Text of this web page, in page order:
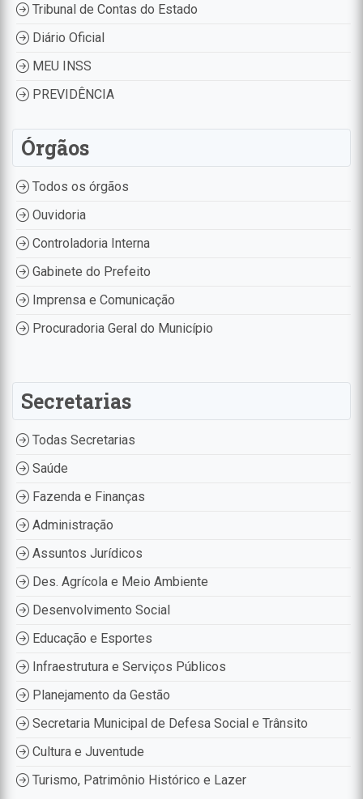
Tribunal de Contas do Estado
Diário Oficial
MEU INSS
PREVIDÊNCIA
Órgãos
Todos os órgãos
Ouvidoria
Controladoria Interna
Gabinete do Prefeito
Imprensa e Comunicação
Procuradoria Geral do Município
Secretarias
Todas Secretarias
Saúde
Fazenda e Finanças
Administração
Assuntos Jurídicos
Des. Agrícola e Meio Ambiente
Desenvolvimento Social
Educação e Esportes
Infraestrutura e Serviços Públicos
Planejamento da Gestão
Secretaria Municipal de Defesa Social e Trânsito
Cultura e Juventude
Turismo, Patrimônio Histórico e Lazer